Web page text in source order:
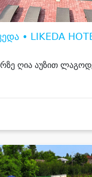
• LIKEDA
ღია აუზით